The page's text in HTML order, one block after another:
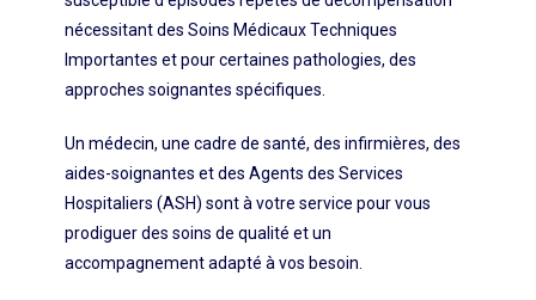
nécessitant des Soins Médicaux Techniques
Importantes et pour certaines pathologies, des
approches soignantes spécifiques.
Un médecin, une cadre de santé, des infirmières, des
aides-soignantes et des Agents des Services
Hospitaliers (ASH) sont à votre service pour vous
prodiguer des soins de qualité et un
accompagnement adapté à vos besoin.